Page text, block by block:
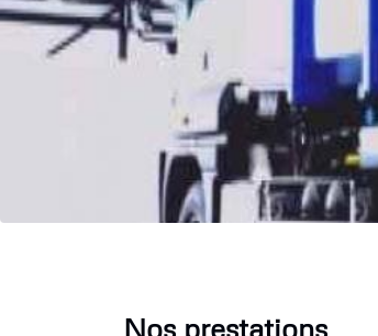
Nos prestations